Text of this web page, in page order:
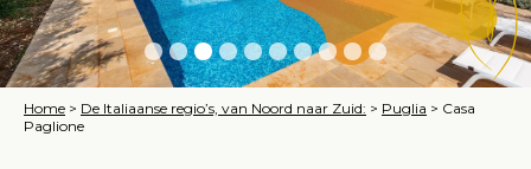
Home > De Italiaanse regio’s, van Noord naar Zuid: > Puglia > Casa
Paglione